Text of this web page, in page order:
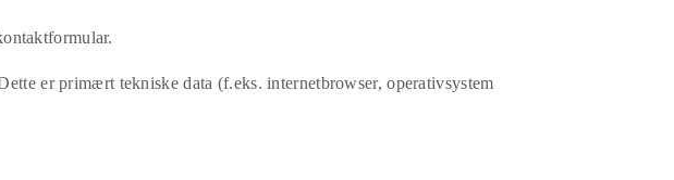
er primært tekniske data (f.eks. internetbrowser, operativsystem